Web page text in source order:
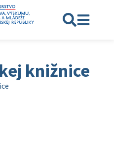
knižnice